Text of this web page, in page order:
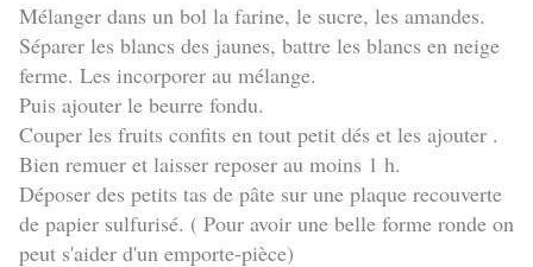
Mélanger dans un bol la farine, le sucre, les amandes.
Séparer les blancs des jaunes, battre les blancs en neige
ferme. Les incorporer au mélange.
Puis ajouter le beurre fondu.
Couper les fruits confits en tout petit dés et les ajouter .
Bien remuer et laisser reposer au moins 1 h.
Déposer des petits tas de pâte sur une plaque recouverte
de papier sulfurisé. ( Pour avoir une belle forme ronde on
peut s'aider d'un emporte-pièce)